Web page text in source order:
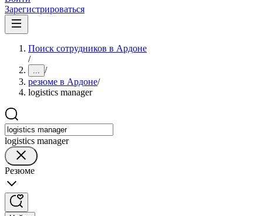
Зарегистрироваться
Поиск сотрудников в Ардоне
/
... /
резюме в Ардоне/
logistics manager
logistics manager
Резюме